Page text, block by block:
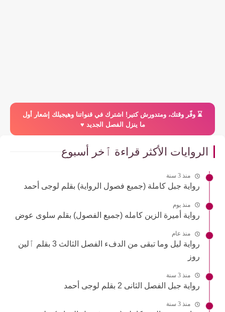
⌛️ وفّر وقتك، ومتدورش كتير! اشترك في قنواتنا وهيجيلك إشعار أول
ما ينزل الفصل الجديد ♥️
الروايات الأكثر قراءة ٱخر أسبوع
منذ 3 سنة
رواية جبل كاملة (جميع فصول الرواية) بقلم لوجى أحمد
منذ يوم
رواية أميرة الزين كامله (جميع الفصول) بقلم سلوى عوض
منذ عام
رواية ليل وما تبقى من الدفء الفصل الثالث 3 بقلم ٱلين
روز
منذ 3 سنة
رواية جبل الفصل الثانى 2 بقلم لوجى أحمد
منذ 3 سنة